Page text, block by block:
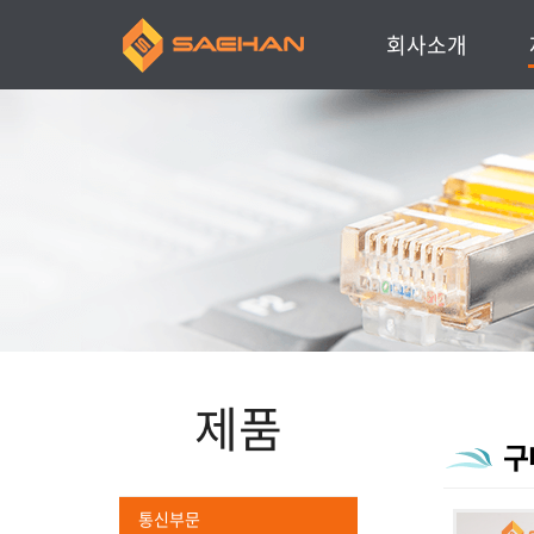
회사소개
주요연혁
찾아오시는 길
주요거래처
제품
통신부문